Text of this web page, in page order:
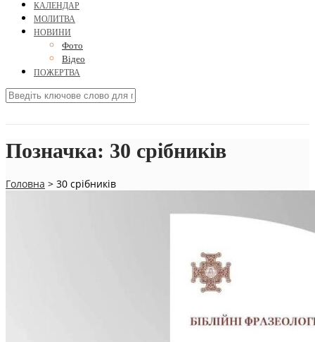
КАЛЕНДАР
МОЛИТВА
НОВИНИ
Фото
Відео
ПОЖЕРТВА
Позначка: 30 срібників
Головна > 30 срібників